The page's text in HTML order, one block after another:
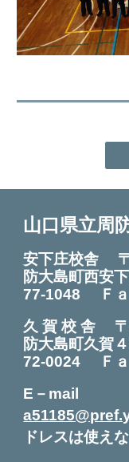
山口県立周
安下庄校舎
防大島町西
77-1048 Ｆ
久 賀 校 舎
防大島町久賀
72-0024 Ｆ
E－mail
ドレスは使え